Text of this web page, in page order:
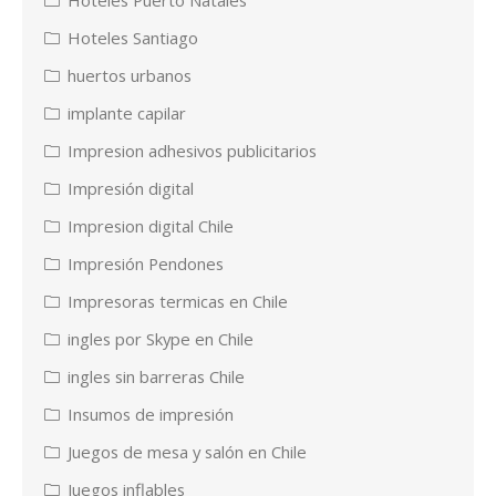
Hoteles Santiago
huertos urbanos
implante capilar
Impresion adhesivos publicitarios
Impresión digital
Impresion digital Chile
Impresión Pendones
Impresoras termicas en Chile
ingles por Skype en Chile
ingles sin barreras Chile
Insumos de impresión
Juegos de mesa y salón en Chile
Juegos inflables